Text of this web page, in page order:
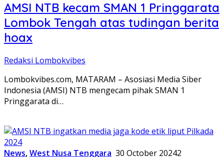
AMSI NTB kecam SMAN 1 Pringgarata
Lombok Tengah atas tudingan berita
hoax
Redaksi Lombokvibes
Lombokvibes.com, MATARAM – Asosiasi Media Siber
Indonesia (AMSI) NTB mengecam pihak SMAN 1
Pringgarata di…
News,West Nusa Tenggara 30 October 20242